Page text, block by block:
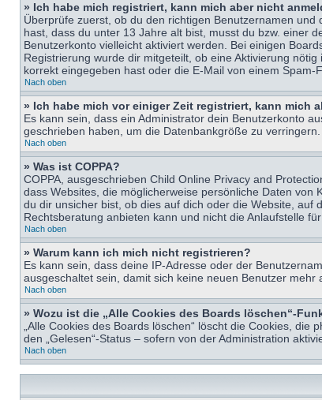
» Ich habe mich registriert, kann mich aber nicht
Überprüfe zuerst, ob du den richtigen Benutzernamen
hast, dass du unter 13 Jahre alt bist, musst du bzw. einer
Benutzerkonto vielleicht aktiviert werden. Bei einigen
Registrierung wurde dir mitgeteilt, ob eine Aktivierung
korrekt eingegeben hast oder die E-Mail von einem
Nach oben
» Ich habe mich vor einiger Zeit registriert, kann mich
Es kann sein, dass ein Administrator dein Benutzerkonto
geschrieben haben, um die Datenbankgröße zu
Nach oben
» Was ist COPPA?
COPPA, ausgeschrieben Child Online Privacy and
dass Websites, die möglicherweise persönliche Daten
du dir unsicher bist, ob dies auf dich oder die Website, auf
Rechtsberatung anbieten kann und nicht die Anlaufstelle
Nach oben
» Warum kann ich mich nicht registrieren?
Es kann sein, dass deine IP-Adresse oder der
ausgeschaltet sein, damit sich keine neuen Benutzer
Nach oben
» Wozu ist die „Alle Cookies des Boards löschen“-
„Alle Cookies des Boards löschen“ löscht die Cookies,
den „Gelesen“-Status – sofern von der Administration
Nach oben